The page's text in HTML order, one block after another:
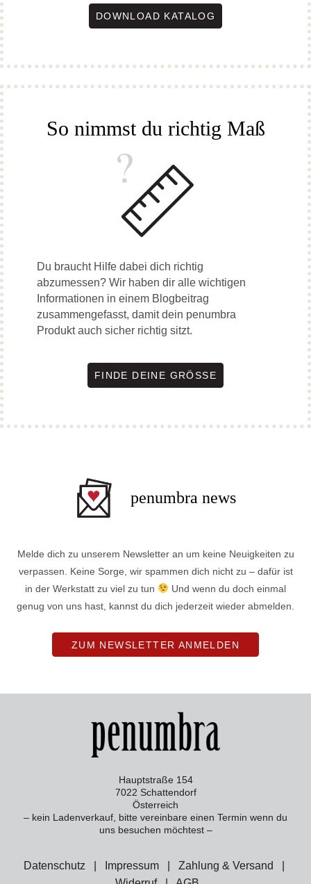
DOWNLOAD KATALOG
So nimmst du richtig Maß
Du braucht Hilfe dabei dich richtig
abzumessen? Wir haben dir alle wichtigen
Informationen in einem Blogbeitrag
zusammengefasst, damit dein penumbra
Produkt auch sicher richtig sitzt.
FINDE DEINE GRÖSSE
penumbra news
Melde dich zu unserem Newsletter an um keine Neuigkeiten zu
verpassen. Keine Sorge, wir spammen dich nicht zu – dafür ist
in der Werkstatt zu viel zu tun
Und wenn du doch einmal
genug von uns hast, kannst du dich jederzeit wieder abmelden.
ZUM NEWSLETTER ANMELDEN
Hauptstraße 154
7022 Schattendorf
Österreich
– kein Ladenverkauf, bitte vereinbare einen Termin wenn du
uns besuchen möchtest –
Datenschutz Impressum Zahlung & Versand